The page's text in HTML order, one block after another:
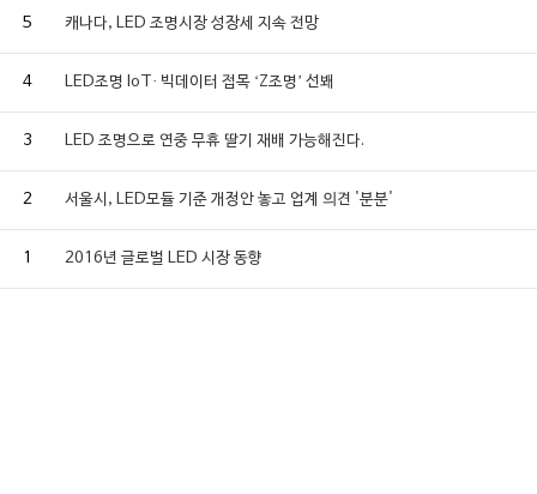
5 캐나다, LED 조명시장 성장세 지속 전망
4 LED조명 IoT· 빅데이터 접목 ‘Z조명’ 선봬
3 LED 조명으로 연중 무휴 딸기 재배 가능해진다.
2 서울시, LED모듈 기준 개정안 놓고 업계 의견 '분분'
1 2016년 글로벌 LED 시장 동향